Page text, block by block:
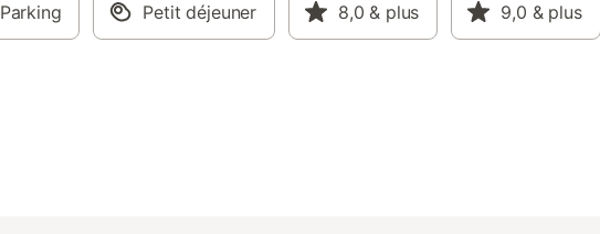
Parking Petit déjeuner 8,0 & plus 9,0 & plus